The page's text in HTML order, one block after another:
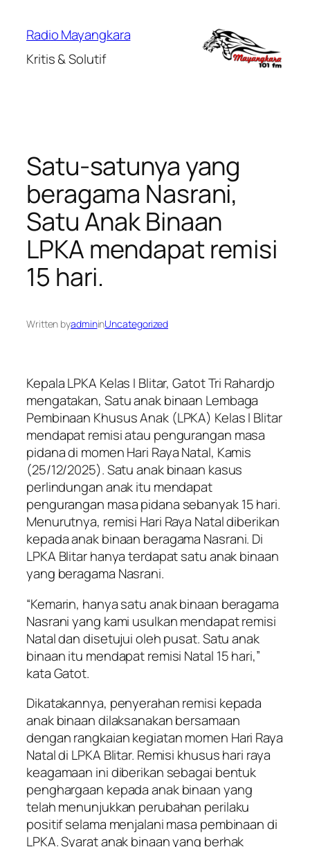
Radio Mayangkara
Kritis & Solutif
Satu-satunya yang
beragama Nasrani,
Satu Anak Binaan
LPKA mendapat remisi
15 hari.
Written byadmininUncategorized
Kepala LPKA Kelas I Blitar, Gatot Tri Rahardjo
mengatakan, Satu anak binaan Lembaga
Pembinaan Khusus Anak (LPKA) Kelas I Blitar
mendapat remisi atau pengurangan masa
pidana di momen Hari Raya Natal, Kamis
(25/12/2025). Satu anak binaan kasus
perlindungan anak itu mendapat
pengurangan masa pidana sebanyak 15 hari.
Menurutnya, remisi Hari Raya Natal diberikan
kepada anak binaan beragama Nasrani. Di
LPKA Blitar hanya terdapat satu anak binaan
yang beragama Nasrani.
“Kemarin, hanya satu anak binaan beragama
Nasrani yang kami usulkan mendapat remisi
Natal dan disetujui oleh pusat. Satu anak
binaan itu mendapat remisi Natal 15 hari,”
kata Gatot.
Dikatakannya, penyerahan remisi kepada
anak binaan dilaksanakan bersamaan
dengan rangkaian kegiatan momen Hari Raya
Natal di LPKA Blitar. Remisi khusus hari raya
keagamaan ini diberikan sebagai bentuk
penghargaan kepada anak binaan yang
telah menunjukkan perubahan perilaku
positif selama menjalani masa pembinaan di
LPKA. Syarat anak binaan yang berhak